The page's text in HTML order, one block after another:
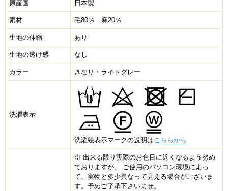
原産国 日本製
素材 毛80％ 麻20％
生地の伸縮 あり
生地の透け感 なし
カラー きなり・ライトグレー
洗濯表示
洗濯絵表示マークの説明はこちらから
※ 出来る限り実際のお色目に近くなるよう努め
ておりますが、 ご使用のパソコン環境によっ
て、実物と多少異なって見える場合がございま
す。予めご了承下さいませ。